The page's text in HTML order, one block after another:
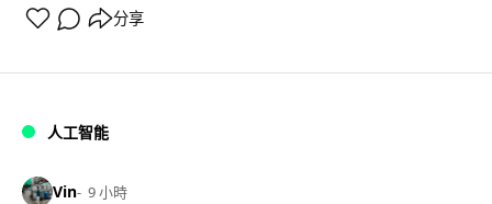
分享
人工智能
Vin 9 小時